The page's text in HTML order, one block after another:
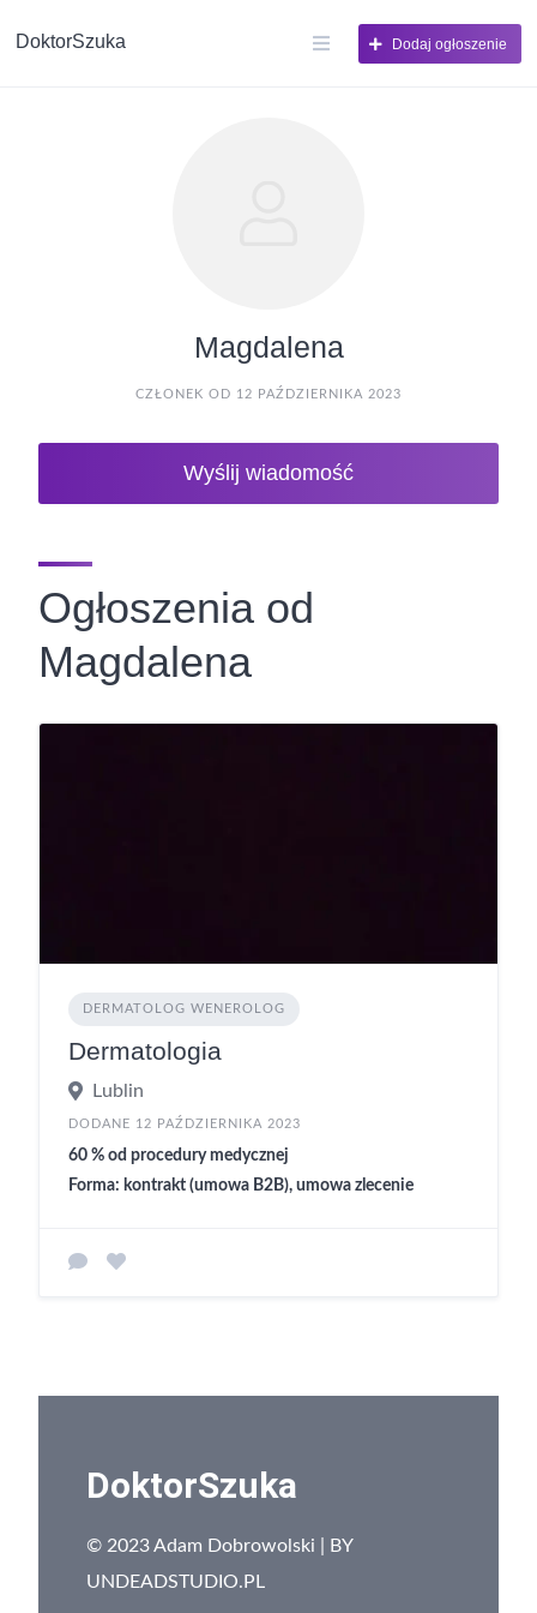
DoktorSzuka Dodaj ogłoszenie
Magdalena
CZŁONEK OD 12 PAŹDZIERNIKA 2023
Wyślij wiadomość
Ogłoszenia od
Magdalena
DERMATOLOG WENEROLOG
Dermatologia
Lublin
DODANE 12 PAŹDZIERNIKA 2023
60 % od procedury medycznej
Forma: kontrakt (umowa B2B), umowa zlecenie
DoktorSzuka
© 2023 Adam Dobrowolski | BY
UNDEADSTUDIO.PL